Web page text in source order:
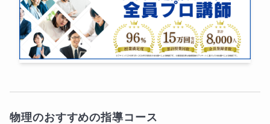
物理のおすすめの指導コース